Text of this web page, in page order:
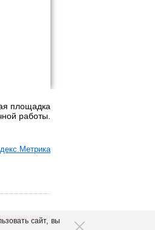
площадка
работы.
сайт, вы